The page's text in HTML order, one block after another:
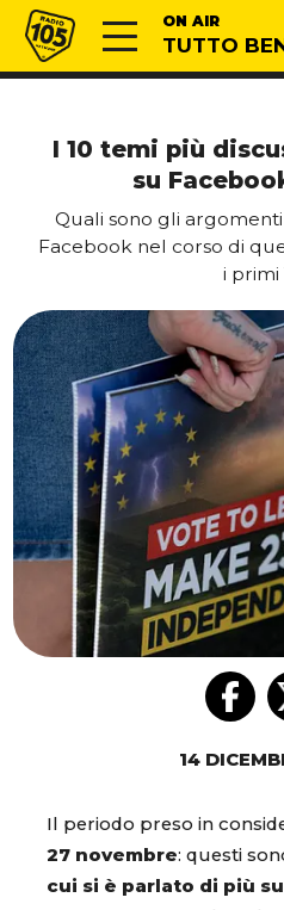
Vai al contenuto
Radio 105 ON AIR
TUTTO
I 10 temi più
su
Quali sono gli
Facebook nel corso di
i primi
14
Il periodo preso in
27 novembre: questi
cui si è parlato di più